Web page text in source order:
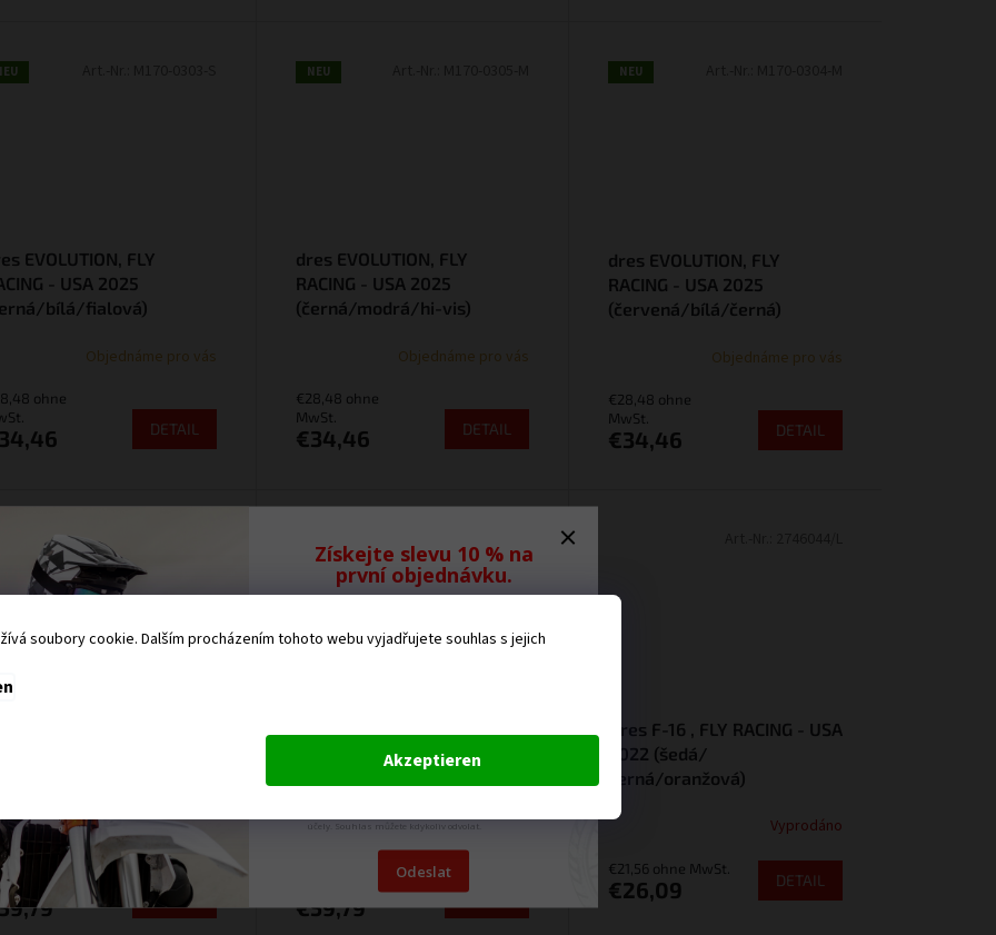
soubory cookie. Dalším procházením tohoto webu vyjadřujete souhlas s jejich
Akzeptieren
EVOLUTION, FLY
- USA 2025
bílá/fialová)
Objednáme pro vás
ohne
DETAIL
NEU
dres EVOLUTION, FLY
RACING - USA 2025
(černá/modrá/hi-vis)
Objednáme pro vás
€28,48 ohne
MwSt.
€34,46 DETAIL
NEU
dres EVOLUTION, FLY
RACING - USA 2025
(červená/bílá/černá)
Objednáme pro vás
€28,48 ohne
MwSt.
€34,46 DETAIL
Objednáme pro vás
ohne
DETAIL
Art.-Nr.:
RACING - USA 2026
(červená/černá/bílá)
Objednáme pro vás
€59,79 DETAIL
Dres F-16 , FLY RACING - USA
2022 (šedá/
černá/oranžová)
Vyprodáno
€21,56 ohne MwSt.
€26,09 DETAIL
Získejte slevu 10 % na
první objednávku.
našeho newsletteru, ať
Odesláním formuláře dáváte souhlas se
účely. Souhlas můžete kdykoliv odvolat.
Odeslat